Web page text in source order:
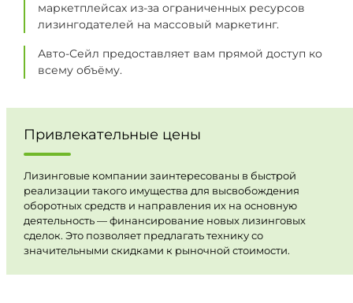
маркетплейсах из-за ограниченных ресурсов
лизингодателей на массовый маркетинг.
Авто-Сейл предоставляет вам прямой доступ ко
всему объёму.
Привлекательные цены
Лизинговые компании заинтересованы в быстрой
реализации такого имущества для высвобождения
оборотных средств и направления их на основную
деятельность — финансирование новых лизинговых
сделок. Это позволяет предлагать технику со
значительными скидками к рыночной стоимости.